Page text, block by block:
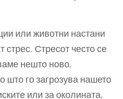
или животни настани
стрес. Стресот често се
нешто ново,
што го загрозува нашето
или за околината,